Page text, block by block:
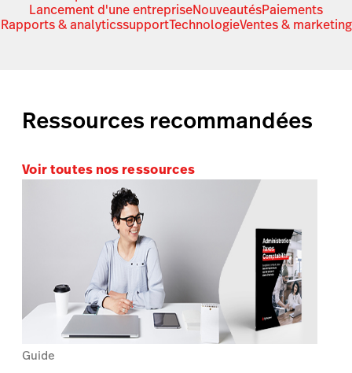
Lancement d'une entrepriseNouveautésPaiements
Rapports & analyticssupportTechnologieVentes & marketing
Ressources recommandées
Voir toutes nos ressources
Guide